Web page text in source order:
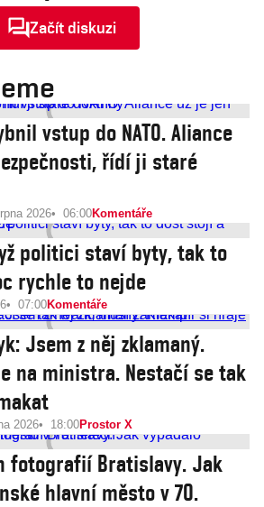
Začít diskuzi
vstup do NATO. Aliance
řídí ji staré
2026 06:00Komentáře
politici staví byty, tak to
rychle to nejde
07:00Komentáře
Jsem z něj zklamaný.
na ministra. Nestačí se tak
2026 18:00Prostor X
fotografií Bratislavy. Jak
hlavní město v 70.